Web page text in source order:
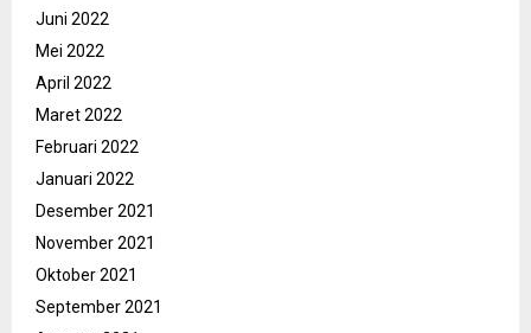
Juni 2022
Mei 2022
April 2022
Maret 2022
Februari 2022
Januari 2022
Desember 2021
November 2021
Oktober 2021
September 2021